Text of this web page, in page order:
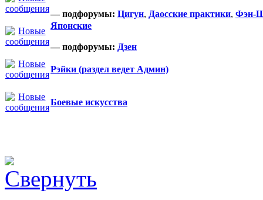
— подфорумы: Цигун, Даосские практики, Фэн-
Японские
— подфорумы: Дзен
Рэйки (раздел ведет Админ)
Боевые искусства